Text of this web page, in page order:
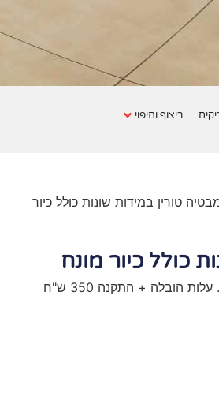
ריצוף וחיפוי
טורין במידות שונות כולל כיור
כולל כיור מונח
הובלה + התקנה 350 ש"ח